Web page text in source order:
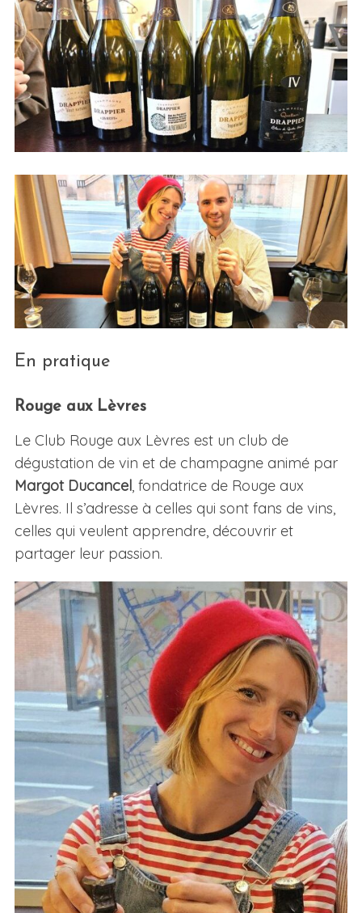
En pratique
Rouge aux Lèvres
Le Club Rouge aux Lèvres est un club de
dégustation de vin et de champagne animé par
Margot Ducancel, fondatrice de Rouge aux
Lèvres. Il s’adresse à celles qui sont fans de vins,
celles qui veulent apprendre, découvrir et
partager leur passion.